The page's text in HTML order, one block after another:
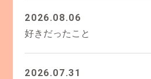
2026.08.06
好きだったこと
2026.07.31